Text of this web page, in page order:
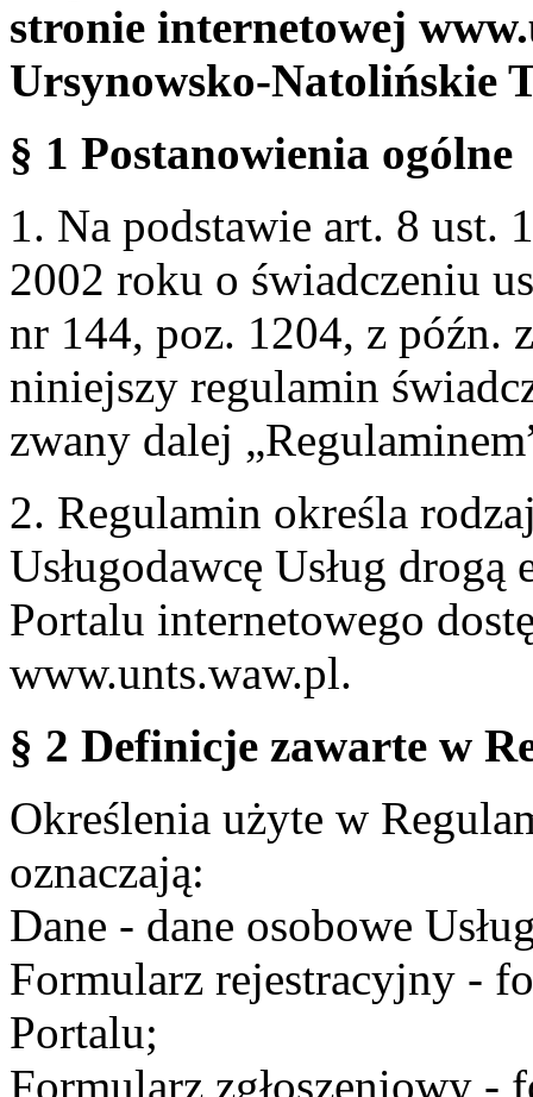
stronie internetowej
Ursynowsko-Natolińskie
§ 1 Postanowienia ogólne
1. Na podstawie art. 8 ust.
2002 roku o świadczeniu
nr 144, poz. 1204, z późn.
niniejszy regulamin
zwany dalej
2. Regulamin określa
Usługodawcę Usług
Portalu internetowego
www.unts.waw.pl.
§ 2 Definicje zawarte w
Określenia użyte w
oznaczają:
Dane - dane osobowe
Formularz rejestracyjny -
Portalu;
Formularz zgłoszeniowy -